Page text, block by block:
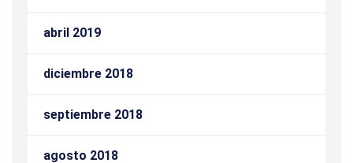
abril 2019
diciembre 2018
septiembre 2018
agosto 2018